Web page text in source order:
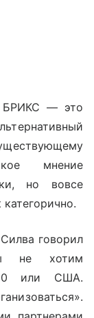
БРИКС — это
мнение
но вовсе
говорил
не хотим
или США.